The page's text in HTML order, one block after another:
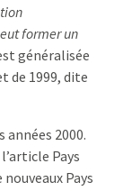
former un
généralisée
de 1999, dite
années 2000.
Pays
Pays